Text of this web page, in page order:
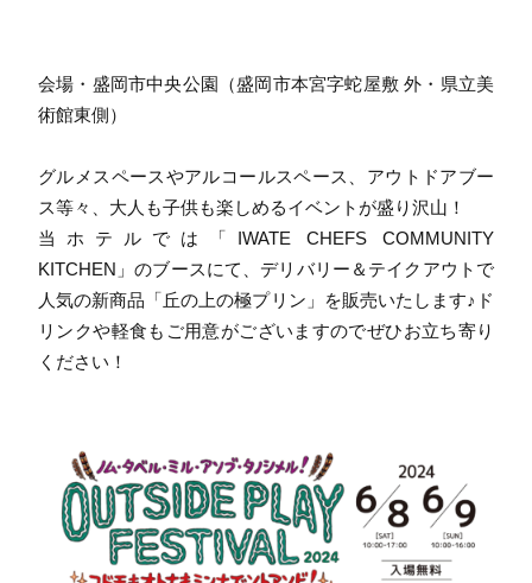
会場・盛岡市中央公園（盛岡市本宮字蛇屋敷 外・県立美
術館東側）
グルメスペースやアルコールスペース、アウトドアブー
ス等々、大人も子供も楽しめるイベントが盛り沢山！
当ホテルでは「IWATE CHEFS COMMUNITY
KITCHEN」のブースにて、デリバリー＆テイクアウトで
人気の新商品「丘の上の極プリン」を販売いたします♪ド
リンクや軽食もご用意がございますのでぜひお立ち寄り
ください！